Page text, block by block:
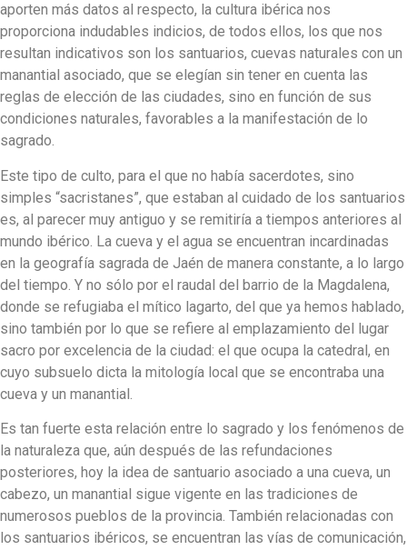
aporten más datos al respecto, la cultura ibérica nos
proporciona indudables indicios, de todos ellos, los que nos
resultan indicativos son los santuarios, cuevas naturales con un
manantial asociado, que se elegían sin tener en cuenta las
reglas de elección de las ciudades, sino en función de sus
condiciones naturales, favorables a la manifestación de lo
sagrado.
Este tipo de culto, para el que no había sacerdotes, sino
simples “sacristanes”, que estaban al cuidado de los santuarios
es, al parecer muy antiguo y se remitiría a tiempos anteriores al
mundo ibérico. La cueva y el agua se encuentran incardinadas
en la geografía sagrada de Jaén de manera constante, a lo largo
del tiempo. Y no sólo por el raudal del barrio de la Magdalena,
donde se refugiaba el mítico lagarto, del que ya hemos hablado,
sino también por lo que se refiere al emplazamiento del lugar
sacro por excelencia de la ciudad: el que ocupa la catedral, en
cuyo subsuelo dicta la mitología local que se encontraba una
cueva y un manantial.
Es tan fuerte esta relación entre lo sagrado y los fenómenos de
la naturaleza que, aún después de las refundaciones
posteriores, hoy la idea de santuario asociado a una cueva, un
cabezo, un manantial sigue vigente en las tradiciones de
numerosos pueblos de la provincia. También relacionadas con
los santuarios ibéricos, se encuentran las vías de comunicación,